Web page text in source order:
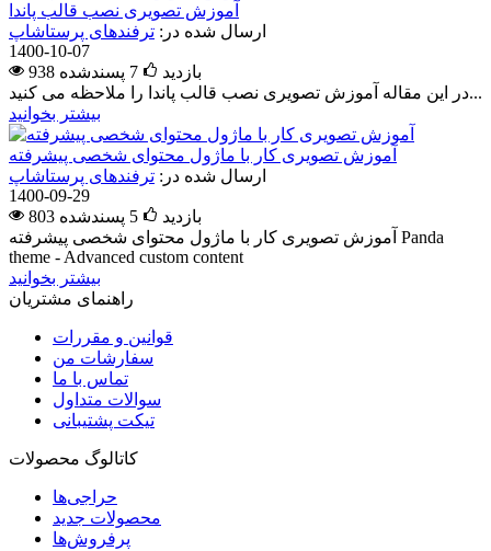
آموزش تصویری نصب قالب پاندا
ارسال شده در: ترفندهای پرستاشاپ
1400-10-07
938 بازدید
7 پسندشده
در این مقاله آموزش تصویری نصب قالب پاندا را ملاحظه می کنید...
بیشتر بخوانید
آموزش تصویری کار با ماژول محتوای شخصی پیشرفته
ارسال شده در: ترفندهای پرستاشاپ
1400-09-29
803 بازدید
5 پسندشده
آموزش تصویری کار با ماژول محتوای شخصی پیشرفته Panda
theme - Advanced custom content
بیشتر بخوانید
راهنمای مشتریان
قوانین و مقررات
سفارشات من
تماس با ما
سوالات متداول
تیکت پشتیبانی
کاتالوگ محصولات
حراجی‌ها
محصولات جدید
پرفروش‌ها